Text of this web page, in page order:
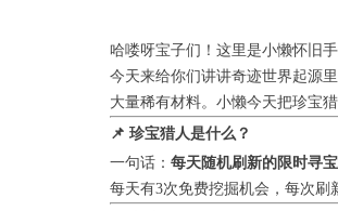
哈喽呀宝子们！这里是小懒怀旧
今天来给你们讲讲奇迹世界起源
大量稀有材料。小懒今天把珍宝
📌 珍宝猎人是什么？
一句话： 每天随机刷新的限时寻
每天有3次免费挖掘机会，每次